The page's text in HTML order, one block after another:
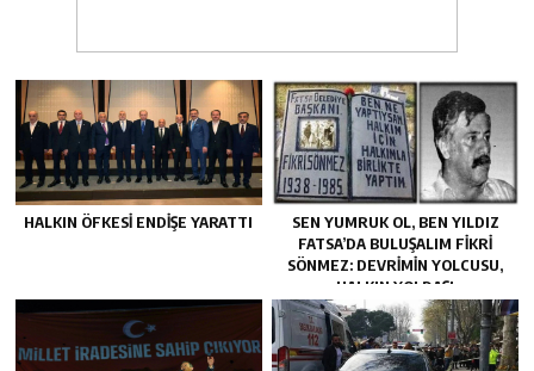
HALKIN ÖFKESI ENDIŞE YARATTI
SEN YUMRUK OL, BEN YILDIZ
FATSA’DA BULUŞALIM FIKRI
SÖNMEZ: DEVRIMIN YOLCUSU,
HALKIN YOLDAŞI